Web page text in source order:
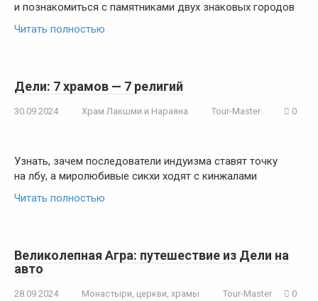
и познакомиться с памятниками двух знаковых городов
Читать полностью
Дели: 7 храмов — 7 религий
30.09.2024 Храм Лакшми и Нараяна Tour-Master 0
Узнать, зачем последователи индуизма ставят точку
на лбу, а миролюбивые сикхи ходят с кинжалами
Читать полностью
Великолепная Агра: путешествие из Дели на
авто
28.09.2024 Монастыри, церкви, храмы Tour-Master 0